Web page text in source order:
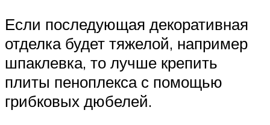
Если последующая декоративная
отделка будет тяжелой, например
шпаклевка, то лучше крепить
плиты пеноплекса с помощью
грибковых дюбелей.